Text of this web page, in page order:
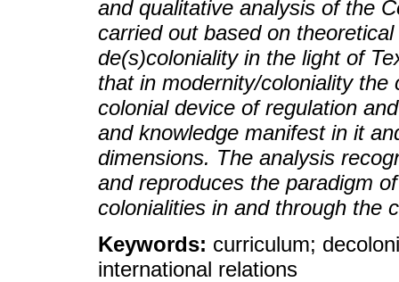
and qualitative analysis of the
carried out based on
de(s)coloniality in the light of
that in modernity/coloniality
colonial device of regulation
and knowledge manifest in it
dimensions. The analysis
and reproduces the paradigm
colonialities in and through the
Keywords: curriculum;
international relations